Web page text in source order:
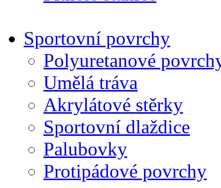
Sportovní povrchy
Polyuretanové
Umělá tráva
Akrylátové stěrky
Sportovní dlaždice
Palubovky
Protipádové povrchy